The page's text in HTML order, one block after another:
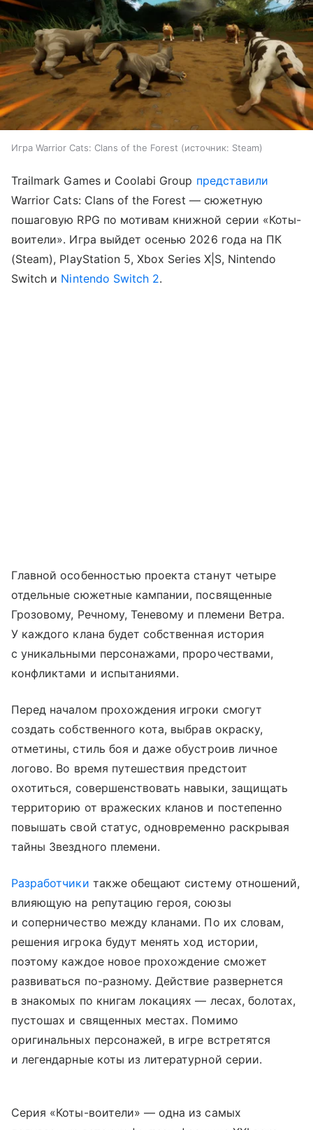
Игра Warrior Cats: Clans of the Forest источник: Steam
Trailmark Games и Coolabi Group представили
Warrior Cats: Clans of the Forest — сюжетную
пошаговую RPG по мотивам книжной серии «Коты-
воители». Игра выйдет осенью 2026 года на ПК
(Steam), PlayStation 5, Xbox Series X|S, Nintendo
Switch и Nintendo Switch 2.
Главной особенностью проекта станут четыре
отдельные сюжетные кампании, посвященные
Грозовому, Речному, Теневому и племени Ветра.
У каждого клана будет собственная история
с уникальными персонажами, пророчествами,
конфликтами и испытаниями.
Перед началом прохождения игроки смогут
создать собственного кота, выбрав окраску,
отметины, стиль боя и даже обустроив личное
логово. Во время путешествия предстоит
охотиться, совершенствовать навыки, защищать
территорию от вражеских кланов и постепенно
повышать свой статус, одновременно раскрывая
тайны Звездного племени.
Разработчики также обещают систему отношений,
влияющую на репутацию героя, союзы
и соперничество между кланами. По их словам,
решения игрока будут менять ход истории,
поэтому каждое новое прохождение сможет
развиваться по-разному. Действие развернется
в знакомых по книгам локациях — лесах, болотах,
пустошах и священных местах. Помимо
оригинальных персонажей, в игре встретятся
и легендарные коты из литературной серии.
Серия «Коты-воители» — одна из самых